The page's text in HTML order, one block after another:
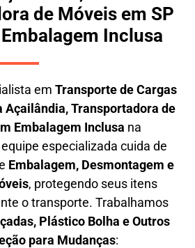
de Móveis em SP
Inclusa
em Transporte de Cargas
Açailândia,Transportadora de
Embalagem Inclusa na
equipe especializada cuida de
Embalagem, Desmontagem e
, protegendo seus itens
o transporte. Trabalhamos
Plástico Bolha e Outros
para Mudanças: